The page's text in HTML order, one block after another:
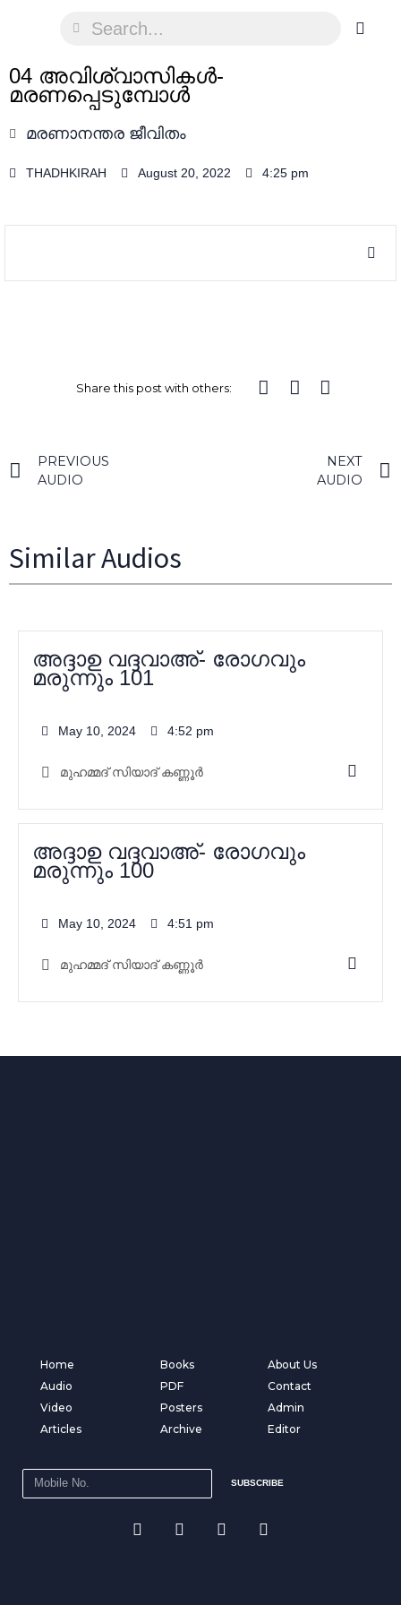
04 അവിശ്വാസികൾ-
മരണപ്പെടുമ്പോൾ
മരണാനന്തര ജീവിതം
THADHKIRAH August 20, 2022 4:25 pm
Share this post with others:
PREVIOUS
AUDIO
NEXT
AUDIO
Similar Audios
അദ്ദാഉ വദ്ദവാഅ്- രോഗവും
മരുന്നും 101
May 10, 2024 4:52 pm
മുഹമ്മദ്‌ സിയാദ് കണ്ണൂർ
അദ്ദാഉ വദ്ദവാഅ്- രോഗവും
മരുന്നും 100
May 10, 2024 4:51 pm
മുഹമ്മദ്‌ സിയാദ് കണ്ണൂർ
Home
Audio
Video
Articles
Books
PDF
Posters
Archive
About Us
Contact
Admin
Editor
SUBSCRIBE